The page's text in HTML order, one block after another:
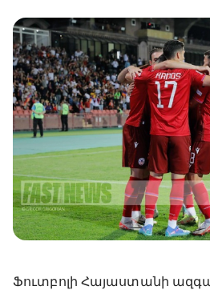
Ֆուտբոլի Հայաստանի